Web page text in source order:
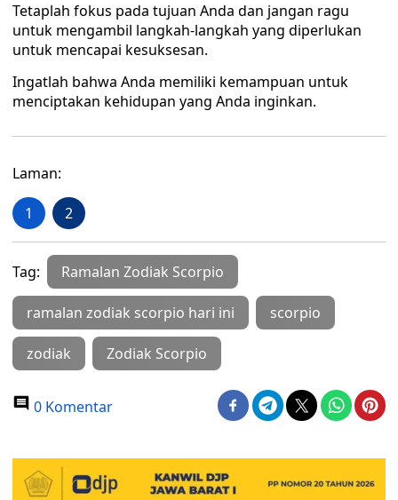
Tetaplah fokus pada tujuan Anda dan jangan ragu
untuk mengambil langkah-langkah yang diperlukan
untuk mencapai kesuksesan.
Ingatlah bahwa Anda memiliki kemampuan untuk
menciptakan kehidupan yang Anda inginkan.
Laman:
1 2
Tag: Ramalan Zodiak Scorpio
ramalan zodiak scorpio hari ini scorpio
zodiak Zodiak Scorpio
0 Komentar